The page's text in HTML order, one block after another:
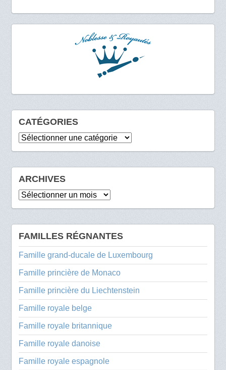
CATÉGORIES
Catégories
ARCHIVES
Archives
FAMILLES RÉGNANTES
Famille grand-ducale de Luxembourg
Famille princière de Monaco
Famille princière du Liechtenstein
Famille royale belge
Famille royale britannique
Famille royale danoise
Famille royale espagnole